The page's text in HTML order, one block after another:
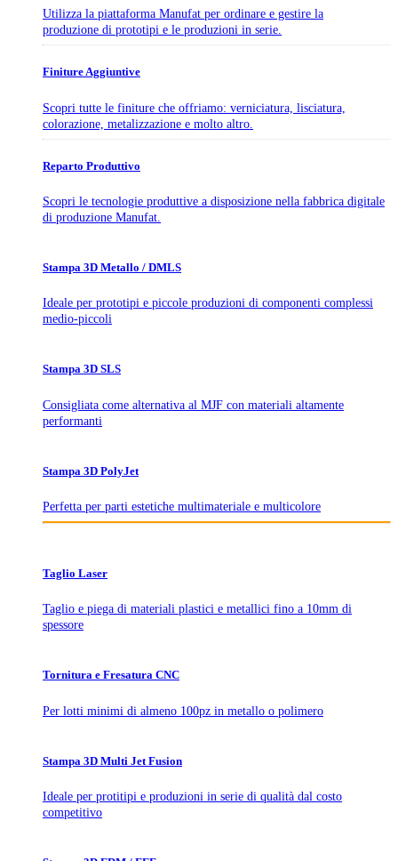
Utilizza la piattaforma Manufat per ordinare e gestire la
produzione di prototipi e le produzioni in serie.
Finiture Aggiuntive
Scopri tutte le finiture che offriamo: verniciatura, lisciatura,
colorazione, metalizzazione e molto altro.
Reparto Produttivo
Scopri le tecnologie produttive a disposizione nella fabbrica digitale
di produzione Manufat.
Stampa 3D Metallo / DMLS
Ideale per prototipi e piccole produzioni di componenti complessi
medio-piccoli
Stampa 3D SLS
Consigliata come alternativa al MJF con materiali altamente
performanti
Stampa 3D PolyJet
Perfetta per parti estetiche multimateriale e multicolore
Taglio Laser
Taglio e piega di materiali plastici e metallici fino a 10mm di
spessore
Tornitura e Fresatura CNC
Per lotti minimi di almeno 100pz in metallo o polimero
Stampa 3D Multi Jet Fusion
Ideale per protitipi e produzioni in serie di qualità dal costo
competitivo